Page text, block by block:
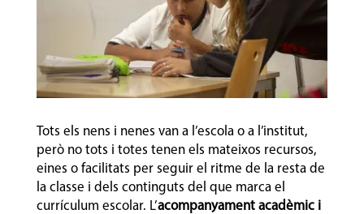
Tots els nens i nenes van a l’escola o a l’institut,
però no tots i totes tenen els mateixos recursos,
eines o facilitats per seguir el ritme de la resta de
la classe i dels continguts del que marca el
currículum escolar. L’acompanyament acadèmic i